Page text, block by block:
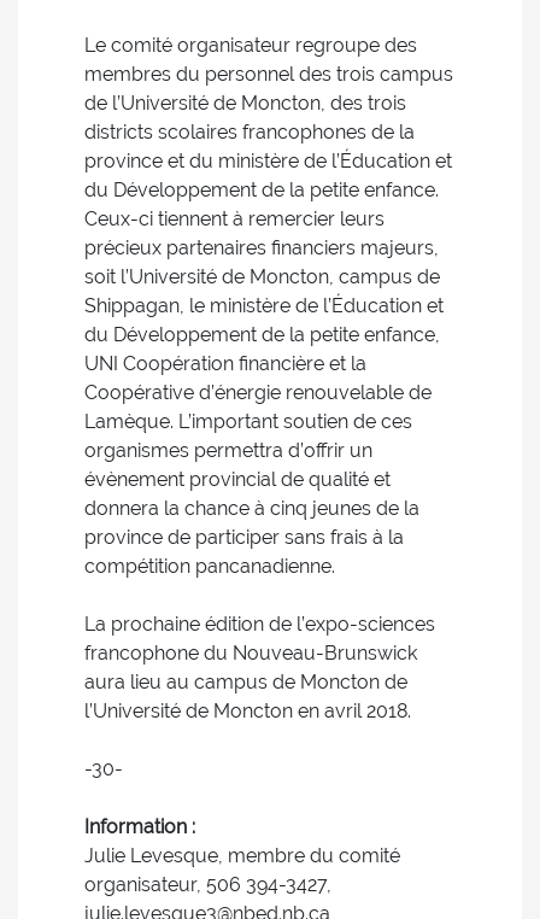
Le comité organisateur regroupe des
membres du personnel des trois campus
de l’Université de Moncton, des trois
districts scolaires francophones de la
province et du ministère de l’Éducation et
du Développement de la petite enfance.
Ceux-ci tiennent à remercier leurs
précieux partenaires financiers majeurs,
soit l’Université de Moncton, campus de
Shippagan, le ministère de l’Éducation et
du Développement de la petite enfance,
UNI Coopération financière et la
Coopérative d’énergie renouvelable de
Lamèque. L’important soutien de ces
organismes permettra d’offrir un
évènement provincial de qualité et
donnera la chance à cinq jeunes de la
province de participer sans frais à la
compétition pancanadienne.
La prochaine édition de l’expo-sciences
francophone du Nouveau-Brunswick
aura lieu au campus de Moncton de
l’Université de Moncton en avril 2018.
-30-
Information :
Julie Levesque, membre du comité
organisateur, 506 394-3427,
julie.levesque3@nbed.nb.ca